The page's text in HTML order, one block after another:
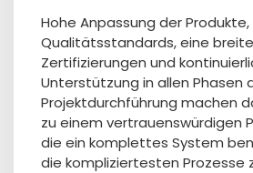
Hohe Anpassung der
Qualitätsstandards, eine
Zertifizierungen und
Unterstützung in allen Phasen
Projektdurchführung machen
zu einem vertrauenswürdigen
die ein komplettes System
die kompliziertesten Prozesse